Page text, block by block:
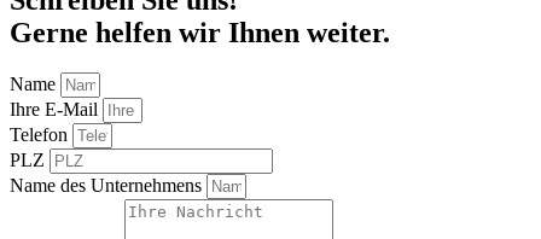
Gerne helfen wir Ihnen weiter.
Name
Ihre E-Mail
Telefon
PLZ
Name des Unternehmens